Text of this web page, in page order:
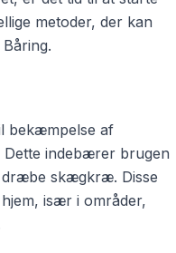
metoder, der kan
bekæmpelse af
indebærer brugen
dræbe skægkræ. Disse
især i områder,